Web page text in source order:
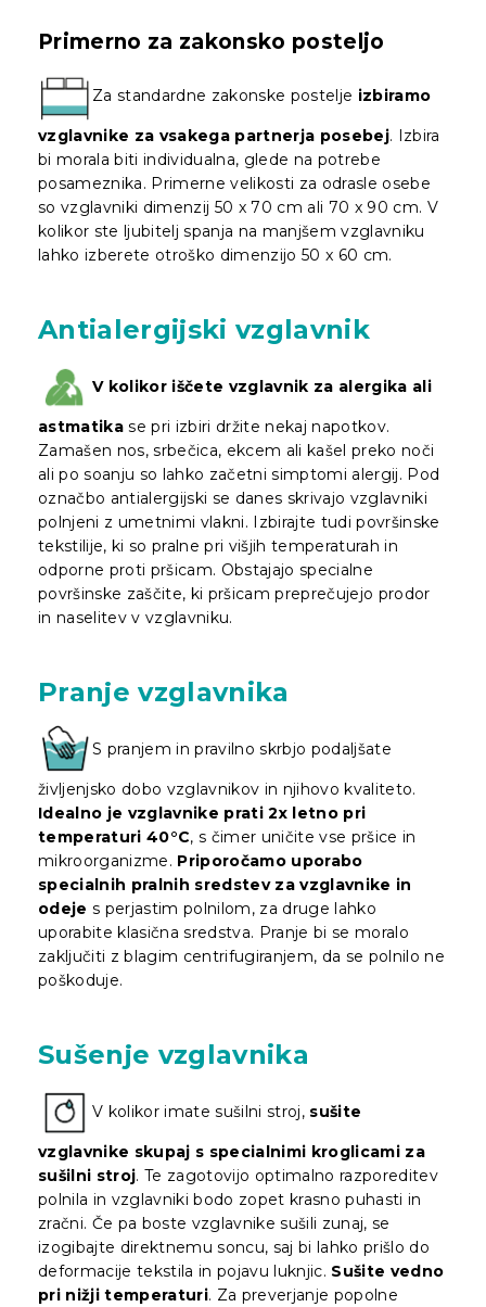
Primerno za zakonsko posteljo
Za standardne zakonske postelje izbiramo
vzglavnike za vsakega partnerja posebej. Izbira
bi morala biti individualna, glede na potrebe
posameznika. Primerne velikosti za odrasle osebe
so vzglavniki dimenzij 50 x 70 cm ali 70 x 90 cm. V
kolikor ste ljubitelj spanja na manjšem vzglavniku
lahko izberete otroško dimenzijo 50 x 60 cm.
Antialergijski vzglavnik
V kolikor iščete vzglavnik za alergika ali
astmatika se pri izbiri držite nekaj napotkov.
Zamašen nos, srbečica, ekcem ali kašel preko noči
ali po soanju so lahko začetni simptomi alergij. Pod
označbo antialergijski se danes skrivajo vzglavniki
polnjeni z umetnimi vlakni. Izbirajte tudi površinske
tekstilije, ki so pralne pri višjih temperaturah in
odporne proti pršicam. Obstajajo specialne
površinske zaščite, ki pršicam preprečujejo prodor
in naselitev v vzglavniku.
Pranje vzglavnika
S pranjem in pravilno skrbjo podaljšate
življenjsko dobo vzglavnikov in njihovo kvaliteto.
Idealno je vzglavnike prati 2x letno pri
temperaturi 40°C, s čimer uničite vse pršice in
mikroorganizme. Priporočamo uporabo
specialnih pralnih sredstev za vzglavnike in
odeje s perjastim polnilom, za druge lahko
uporabite klasična sredstva. Pranje bi se moralo
zaključiti z blagim centrifugiranjem, da se polnilo ne
poškoduje.
Sušenje vzglavnika
V kolikor imate sušilni stroj, sušite
vzglavnike skupaj s specialnimi kroglicami za
sušilni stroj. Te zagotovijo optimalno razporeditev
polnila in vzglavniki bodo zopet krasno puhasti in
zračni. Če pa boste vzglavnike sušili zunaj, se
izogibajte direktnemu soncu, saj bi lahko prišlo do
deformacije tekstila in pojavu luknjic. Sušite vedno
pri nižji temperaturi. Za preverjanje popolne